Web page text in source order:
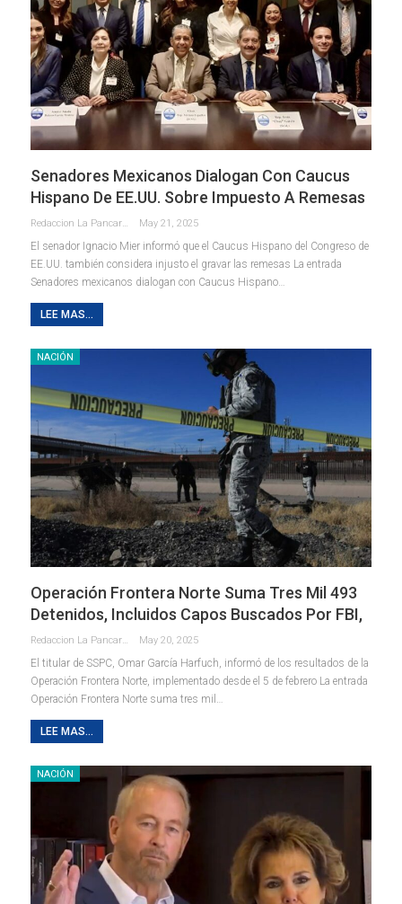
Senadores Mexicanos Dialogan Con Caucus
Hispano De EE.UU. Sobre Impuesto A Remesas
May 21, 2025
El senador Ignacio Mier informó que el Caucus Hispano del Congreso de
EE.UU. también considera injusto el gravar las remesas La entrada
Senadores mexicanos dialogan con Caucus Hispano…
LEE MAS...
NACIÓN
Operación Frontera Norte Suma Tres Mil 493
Detenidos, Incluidos Capos Buscados Por FBI,
Redaccion La Pancarta De Quintana Roo May 20, 2025
El titular de SSPC, Omar García Harfuch, informó de los resultados de la
Operación Frontera Norte, implementado desde el 5 de febrero La entrada
Operación Frontera Norte suma tres mil…
LEE MAS...
NACIÓN